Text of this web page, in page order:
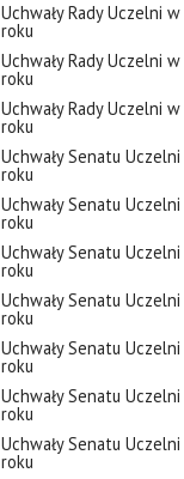
Uchwały Rady Uczelni
roku
Uchwały Rady Uczelni
roku
Uchwały Rady Uczelni
roku
Uchwały Senatu
roku
Uchwały Senatu
roku
Uchwały Senatu
roku
Uchwały Senatu
roku
Uchwały Senatu
roku
Uchwały Senatu
roku
Uchwały Senatu
roku